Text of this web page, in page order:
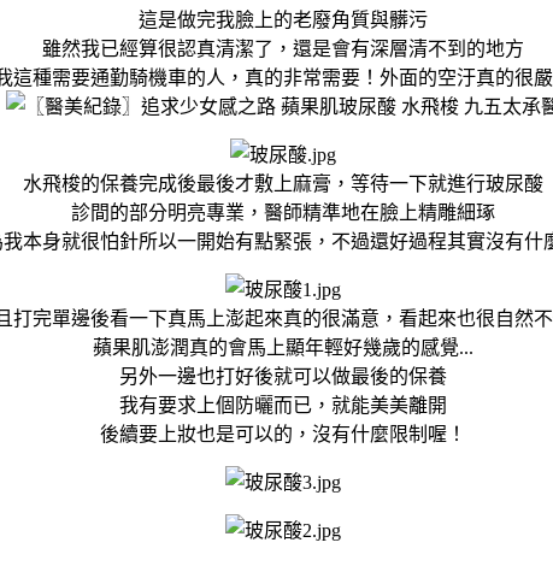
這是做完我臉上的老廢角質與髒污
雖然我已經算很認真清潔了，還是會有深層清不到的地方
這種需要通勤騎機車的人，真的非常需要！外面的空汙真的很
水飛梭的保養完成後最後才敷上麻膏，等待一下就進行玻尿酸
診間的部分明亮專業，醫師精準地在臉上精雕細琢
我本身就很怕針所以一開始有點緊張，不過還好過程其實沒有什
打完單邊後看一下真馬上澎起來真的很滿意，看起來也很自然
蘋果肌澎潤真的會馬上顯年輕好幾歲的感覺...
另外一邊也打好後就可以做最後的保養
我有要求上個防曬而已，就能美美離開
後續要上妝也是可以的，沒有什麼限制喔！